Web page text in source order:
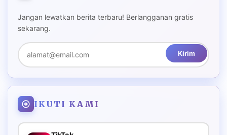
Jangan lewatkan berita terbaru! Berlangganan gratis
sekarang.
Kirim
IKUTI KAMI